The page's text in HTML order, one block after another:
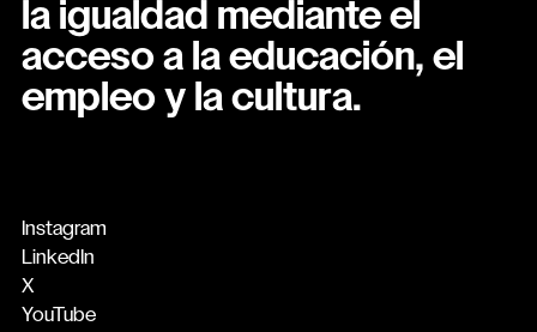
la igualdad mediante el
acceso a la educación, el
empleo y la cultura.
Instagram
LinkedIn
X
YouTube